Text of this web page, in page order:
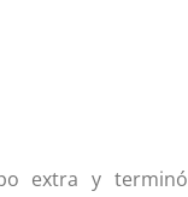
extra y terminó